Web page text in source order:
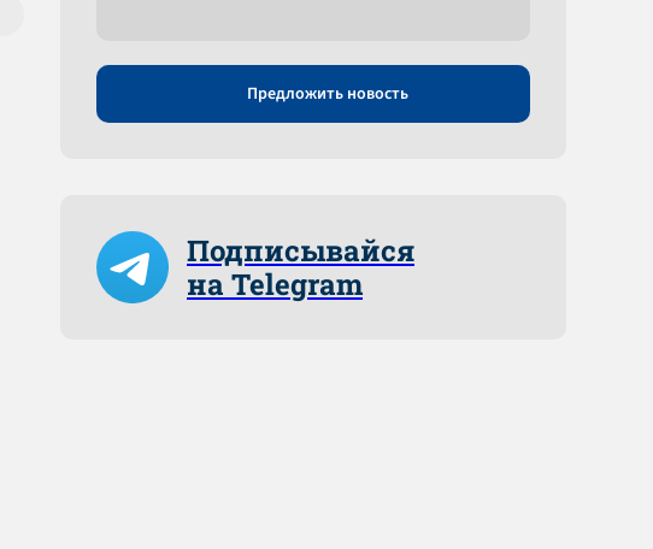
Предложить новость
Подписывайся
на Telegram